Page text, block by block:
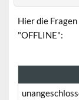
Hier die
"OFFLINE":